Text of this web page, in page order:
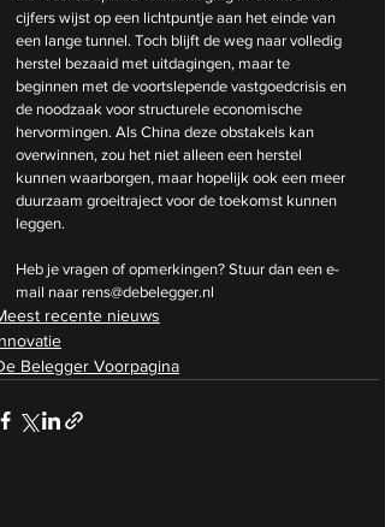
cijfers wijst op een lichtpuntje aan het einde van
een lange tunnel. Toch blijft de weg naar volledig
herstel bezaaid met uitdagingen, maar te
beginnen met de voortslepende vastgoedcrisis en
de noodzaak voor structurele economische
hervormingen. Als China deze obstakels kan
overwinnen, zou het niet alleen een herstel
kunnen waarborgen, maar hopelijk ook een meer
duurzaam groeitraject voor de toekomst kunnen
leggen.
Heb je vragen of opmerkingen? Stuur dan een e-
mail naar rens@debelegger.nl
recente nieuws
Belegger Voorpagina